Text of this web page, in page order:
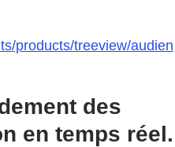
products/treeview/audien
des
en temps réel.